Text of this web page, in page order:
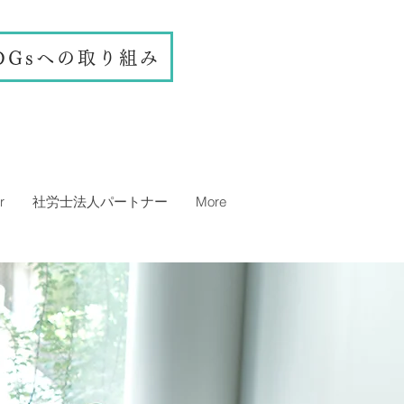
への取り組み
社労士法人パートナー More